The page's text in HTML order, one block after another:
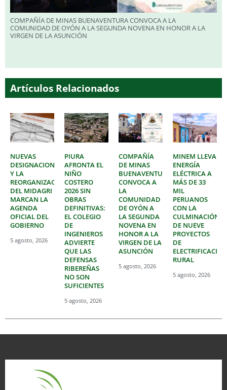
COMPAÑÍA DE MINAS BUENAVENTURA CONVOCA A LA
COMUNIDAD DE OYÓN A LA SEGUNDA NOVENA EN HONOR A LA
VIRGEN DE LA ASUNCIÓN
Artículos Relacionados
NUEVAS
DESIGNACIONES
Y LA
REORGANIZACIÓN
DEL MIDAGRI
MARCAN LA
AGENDA
OFICIAL DEL
GOBIERNO
5 agosto, 2026
PIURA
AFRONTA EL
NIÑO
COSTERO
2026 SIN
OBRAS
DEFINITIVAS:
EL COLEGIO
DE
INGENIEROS
ADVIERTE
QUE LAS
DEFENSAS
RIBEREÑAS
NO SON
SUFICIENTES
5 agosto, 2026
COMPAÑÍA
DE MINAS
BUENAVENTURA
CONVOCA A
LA
COMUNIDAD
DE OYÓN A
LA SEGUNDA
NOVENA EN
HONOR A LA
VIRGEN DE LA
ASUNCIÓN
5 agosto, 2026
MINEM LLEVA
ENERGÍA
ELÉCTRICA A
MÁS DE 33
MIL
PERUANOS
CON LA
CULMINACIÓN
DE NUEVE
PROYECTOS
DE
ELECTRIFICACIÓN
RURAL
5 agosto, 2026